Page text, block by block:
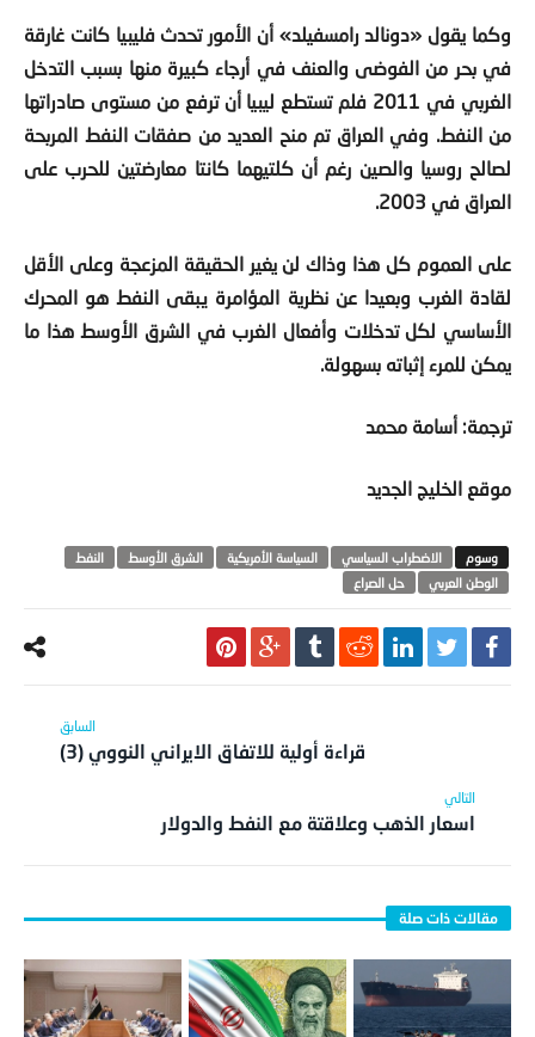
في بحر من الفوضى والعنف في أرجاء كبيرة منها بسبب التدخل
الغربي في 2011فلم تستطع ليبيا أن ترفع من مستوى صادراتها
من النفط. وفي العراق تم منح العديد من صفقات النفط المربحة
لصالح روسيا والصين رغم أن كلتيهما كانتا معارضتين للحرب على
العراق في2003
.
لقادة الغرب وبعيدا عن نظرية المؤامرة يبقى النفط هو المحرك
الأساسي لكل تدخلات وأفعال الغرب في الشرق الأوسط هذا ما
يمكن للمرء إثباته بسهولة.
الوطن العربي
حل الصراع
قراءة أولية للاتفاق الايراني النووي (3)
اسعار الذهب وعلاقتة مع النفط والدولار